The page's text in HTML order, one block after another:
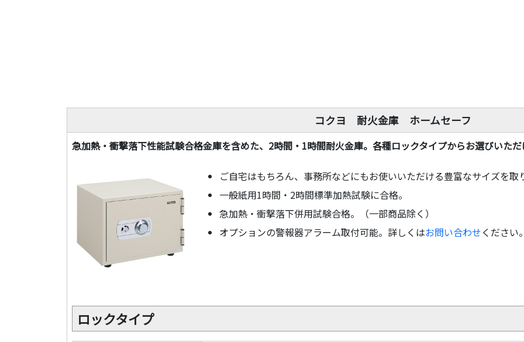
コクヨ 耐火金庫 ホームセーフ
急加熱・衝撃落下性能試験合格金庫を含めた、2時間・1時間耐火金庫。各種ロックタイプからお選びいただ
ご自宅はもちろん、事務所などにもお使いいただける豊富なサイズを取
一般紙用1時間・2時間標準加熱試験に合格。
急加熱・衝撃落下併用試験合格。（一部商品除く）
オプションの警報器アラーム取付可能。詳しくはお問い合わせください
ロックタイプ